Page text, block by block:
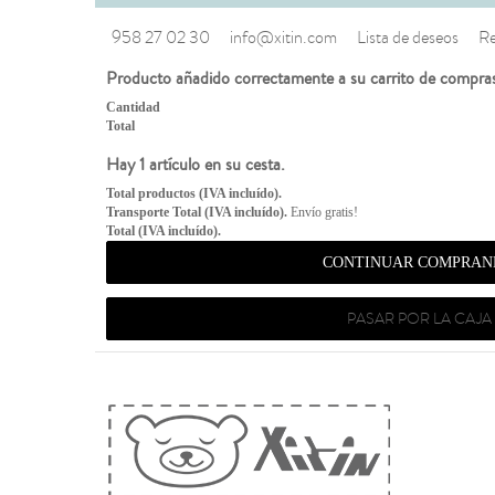
958 27 02 30 info@xitin.com Lista de deseos
Producto añadido correctamente a su carrito de
Cantidad
Total
Hay 1 artículo en su cesta.
Total productos (IVA incluído).
Transporte Total (IVA incluído). Envío gratis!
Total (IVA incluído).
CONTINUAR
PASAR POR LA CAJA